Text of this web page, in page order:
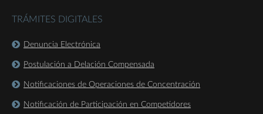
TRÁMITES DIGITALES
Denuncia Electrónica
Postulación a Delación Compensada
Notificaciones de Operaciones de Concentración
Notificación de Participación en Competidores